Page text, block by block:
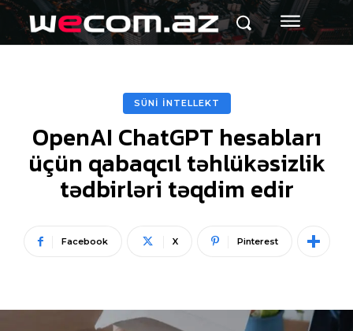
SÜNİ İNTELLEKT
OpenAI ChatGPT hesabları
üçün qabaqcıl təhlükəsizlik
tədbirləri təqdim edir
Facebook X Pinterest